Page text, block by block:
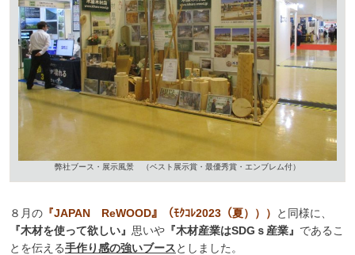
弊社ブース・展示風景 （ベスト展示賞・最優秀賞・エンブレム付）
８月の 『JAPAN ReWOOD』（ﾓｸｺﾚ2023（夏）））
と同様に、
『木材を使って欲しい』 思いや 『木材産業はSDGｓ産業』 であるこ
とを伝える手作り感の強いブースとしました。